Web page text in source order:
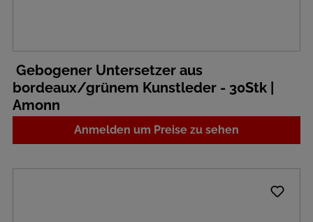
Gebogener Untersetzer aus
bordeaux/grünem Kunstleder - 30Stk |
Amonn
Anmelden um Preise zu sehen